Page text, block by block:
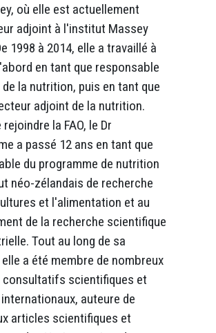
où elle est actuellement
adjoint à l'institut Massey
1998 à 2014, elle a travaillé à
en tant que responsable
la nutrition, puis en tant que
adjoint de la nutrition.
la FAO, le Dr
a passé 12 ans en tant que
du programme de nutrition
néo-zélandais de recherche
et l'alimentation et au
de la recherche scientifique
Tout au long de sa
a été membre de nombreux
consultatifs scientifiques et
auteure de
articles scientifiques et